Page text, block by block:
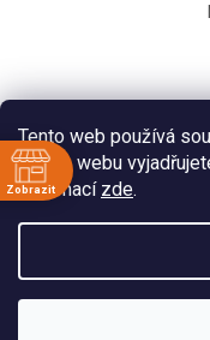
Tento web používá
tohoto webu
informací zde.
Zobrazit